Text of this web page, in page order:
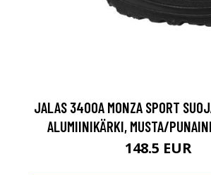
JALAS 3400A MONZA SPORT
ALUMIINIKÄRKI, MUSTA/
148.5 EUR